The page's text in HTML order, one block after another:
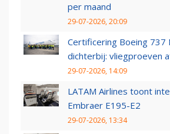
per maand
29-07-2026, 20:09
Certificering Boeing 737
dichterbij: vliegproeven
29-07-2026, 14:09
LATAM Airlines toont
Embraer E195-E2
29-07-2026, 13:34